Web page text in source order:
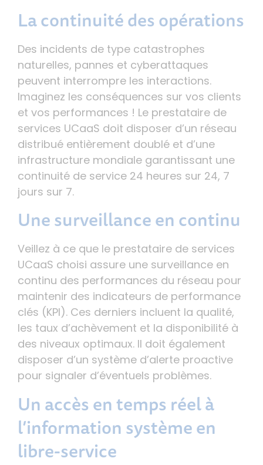
La continuité des opérations
Des incidents de type catastrophes
naturelles, pannes et cyberattaques
peuvent interrompre les interactions.
Imaginez les conséquences sur vos clients
et vos performances ! Le prestataire de
services UCaaS doit disposer d’un réseau
distribué entièrement doublé et d’une
infrastructure mondiale garantissant une
continuité de service 24 heures sur 24, 7
jours sur 7.
Une surveillance en continu
Veillez à ce que le prestataire de services
UCaaS choisi assure une surveillance en
continu des performances du réseau pour
maintenir des indicateurs de performance
clés (KPI). Ces derniers incluent la qualité,
les taux d’achèvement et la disponibilité à
des niveaux optimaux. Il doit également
disposer d’un système d’alerte proactive
pour signaler d’éventuels problèmes.
Un accès en temps réel à
l’information système en
libre-service